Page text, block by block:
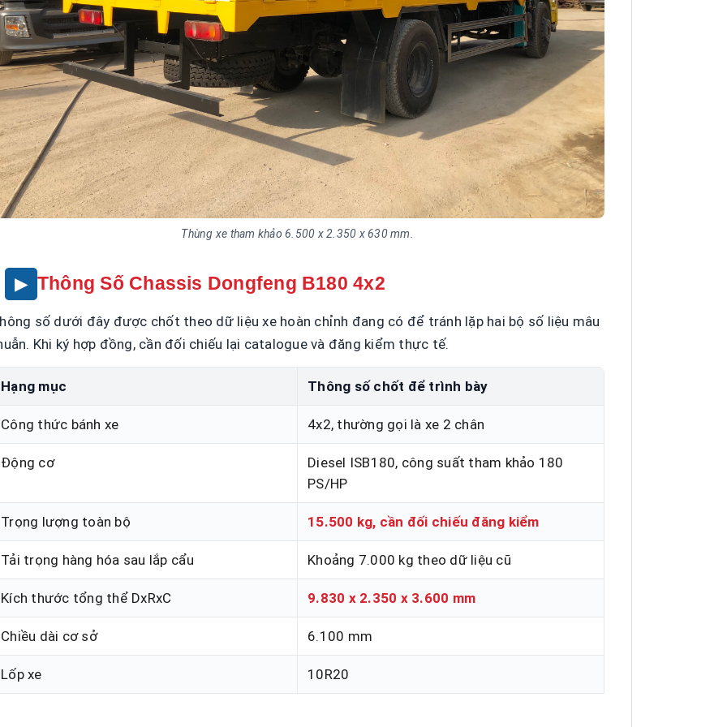
Thùng xe tham khảo 6.500 x 2.350 x 630 mm.
Thông Số Chassis Dongfeng B180 4x2
số dưới đây được chốt theo dữ liệu xe hoàn chỉnh đang có để tránh lặp hai bộ số liệu mâu
Khi ký hợp đồng, cần đối chiếu lại catalogue và đăng kiểm thực tế.
Hạng mục Thông số chốt để trình bày
Công thức bánh xe 4x2, thường gọi là xe 2 chân
Động cơ
Diesel ISB180, công suất tham khảo 180
PS/HP
Trọng lượng toàn bộ 15.500 kg, cần đối chiếu đăng kiểm
Tải trọng hàng hóa sau lắp cẩu Khoảng 7.000 kg theo dữ liệu cũ
Kích thước tổng thể DxRxC 9.830 x 2.350 x 3.600 mm
Chiều dài cơ sở 6.100 mm
Lốp xe 10R20